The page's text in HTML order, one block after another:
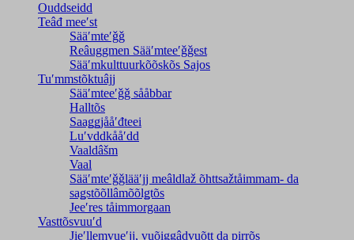
Ouddseidd
Teâđ meeʹst
Sääʹmteʹǧǧ
Reâuggmen Sääʹmteeʹǧǧest
Sääʹmkulttuurkõõskõs Sajos
Tuʹmmstõktuâjj
Sääʹmteeʹǧǧ sååbbar
Halltõs
Saaǥǥjååʹđteei
Luʹvddkååʹdd
Vaaldâšm
Vaal
Sääʹmteʹǧǧlääʹjj meâldlaž õhttsažtåimmam- da
saǥstõõllâmõõlǥtõs
Jeeʹres tåimmorgaan
Vasttõsvuuʹd
Jieʹllemvueʹjj, vuõiggâdvuõtt da pirrõs